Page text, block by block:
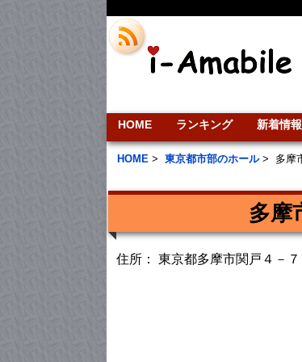
HOME ランキング 新着情報
HOME > 東京都市部のホール> 多摩
多摩
住所： 東京都多摩市関戸４－７